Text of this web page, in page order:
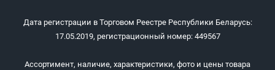
Дата регистрации в Торговом Реестре Республики Беларусь:
17.05.2019, регистрационный номер: 449567
Ассортимент, наличие, характеристики, фото и цены товара